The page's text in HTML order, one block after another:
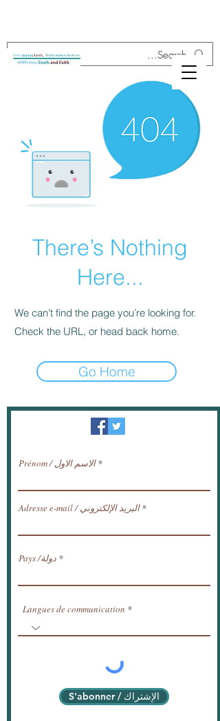
There’s Nothing
Here...
We can’t find the page you’re looking for.
Check the URL, or head back home.
Go Home
النشرة الإخبارية / تلقي الأخبار عبر البريد
Prénom / الاسم الاول
Adresse e-mail / البريد الإلكتروني
Pays /دولة
Langues de communication
S'abonner / الإشتراك